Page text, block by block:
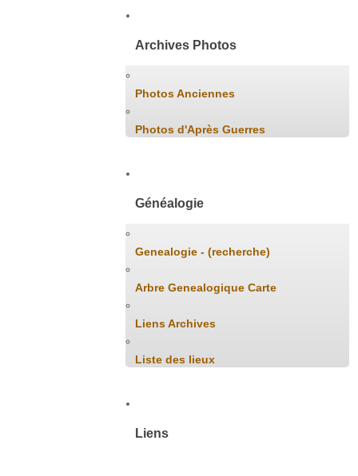
Archives Photos
Photos Anciennes
Photos d'Après Guerres
Généalogie
Genealogie - (recherche)
Arbre Genealogique Carte
Liens Archives
Liste des lieux
Liens